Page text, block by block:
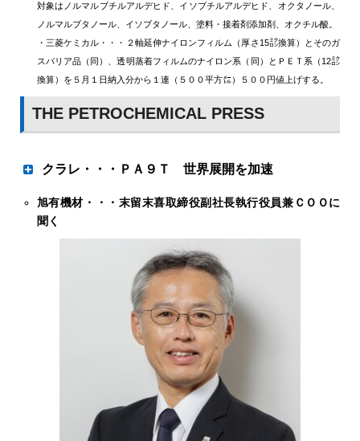
対象はノルマルブチルアルデヒド、イソブチルアルデヒド、オクタノール、
ノルマルブタノール、イソブタノール、塗料・接着剤添加剤、オクチル酸。
・三菱ケミカル・・・２軸延伸ナイロンフィルム（厚さ15㍈換算）とそのガ
スバリア品（同）、透明蒸着フィルムのナイロン系（同）とＰＥＴ系（12㍈
換算）を５月１日納入分から１連（５００平方㍍）５００円値上げする。
THE PETROCHEMICAL PRESS
クラレ・・・ＰＡ９Ｔ 世界展開を加速
３０年ごろタイ増設
クラレはオンリーワン製品のポリアミド９Ｔ樹脂（ＰＡ９
Ｔ）「ジェネスタ」の高い物性と国内外３拠点からの供給
により世界展開を加速させる。電気・電子用を主力として
いた市場は車両や食品接触、住設関連へも広がっており、
引き続き主力を伸ばしながら新規を含む用途拡大に拍車を
掛ける。30年ごろに計画するタイでの増設増産に向けて電
気・電子用以外で半分を確保できるように応用分野を広
げ、一層の事業基盤強化につなげる。
旭有機材・・・末留末喜取締役副社長執行役員兼ＣＯＯに
聞く